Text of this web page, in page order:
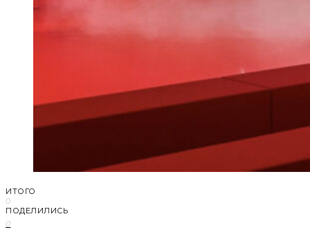
ИТОГО
0
ПОДЕЛИЛИСЬ
0